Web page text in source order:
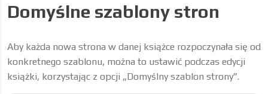
Domyślne szablony stron
Aby każda nowa strona w danej książce rozpoczynała się od
konkretnego szablonu, można to ustawić podczas edycji
książki, korzystając z opcji „Domyślny szablon strony”.